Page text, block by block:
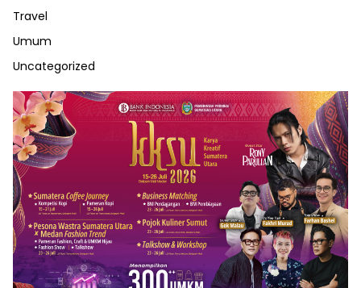
Travel
Umum
Uncategorized